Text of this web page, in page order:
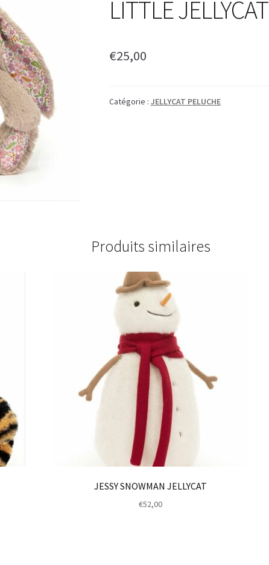
LITTLE JELLYCAT
€25,00
Catégorie : JELLYCAT PELUCHE
Produits similaires
JESSY SNOWMAN JELLYCAT
€52,00